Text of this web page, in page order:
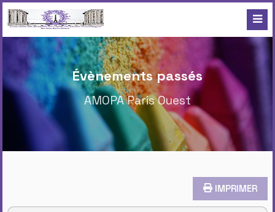
Évènements passés
AMOPA Paris Ouest
IMPRIMER